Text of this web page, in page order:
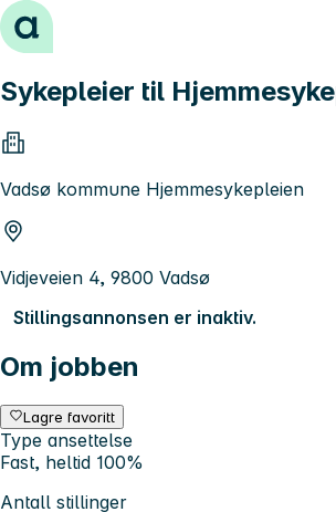
Hopp til innhold
Sykepleier til
Vadsø kommune Hjemmesykepleien
Vidjeveien 4, 9800 Vadsø
Stillingsannonsen er inaktiv.
Om jobben
Lagre favoritt
Type ansettelse
Fast, heltid 100%
Antall stillinger